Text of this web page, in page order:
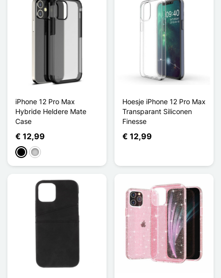
iPhone 12 Pro Max
Hybride Heldere Mate
Case
€ 12,99
ZwartTransparant
Hoesje iPhone 12 Pro Max
Transparant Siliconen
Finesse
€ 12,99